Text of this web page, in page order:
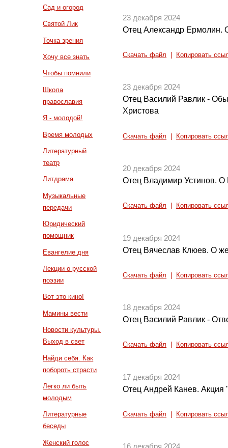
Сад и огород
Святой Лик
Точка зрения
Хочу все знать
Чтобы помнили
Школа
православия
Я - молодой!
Время молодых
Литературный
театр
Литдрама
Музыкальные
передачи
Юридический
помощник
Евангелие дня
Лекции о русской
поэзии
Вот это кино!
Мамины вести
Новости культуры.
Выход в свет
Найди себя. Как
побороть страсти
Легко ли быть
молодым
Литературные
беседы
Женский голос
23 декабря 2024
Отец Александр Ермолин.
Скачать файл Копировать
23 декабря 2024
Отец Василий Равлик -
Христова
Скачать файл Копировать
20 декабря 2024
Отец Владимир Устинов. О
Скачать файл Копировать
19 декабря 2024
Отец Вячеслав Клюев. О
Скачать файл Копировать
18 декабря 2024
Отец Василий Равлик -
Скачать файл Копировать
17 декабря 2024
Отец Андрей Канев. Акция
Скачать файл Копировать